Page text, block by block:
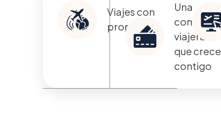
Viajes con
propósito
Una
viajera
que crece
contigo